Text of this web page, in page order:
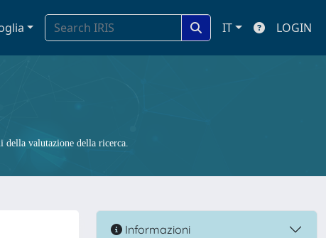
IT LOGIN
della valutazione della ricerca.
Informazioni